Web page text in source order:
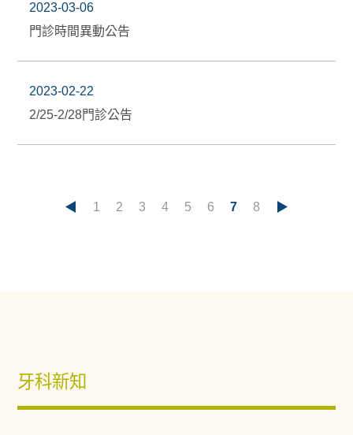
2023-03-06
門診時間異動公告
2023-02-22
2/25-2/28門診公告
◀ 1 2 3 4 5 6 7 8 ▶
牙科新知